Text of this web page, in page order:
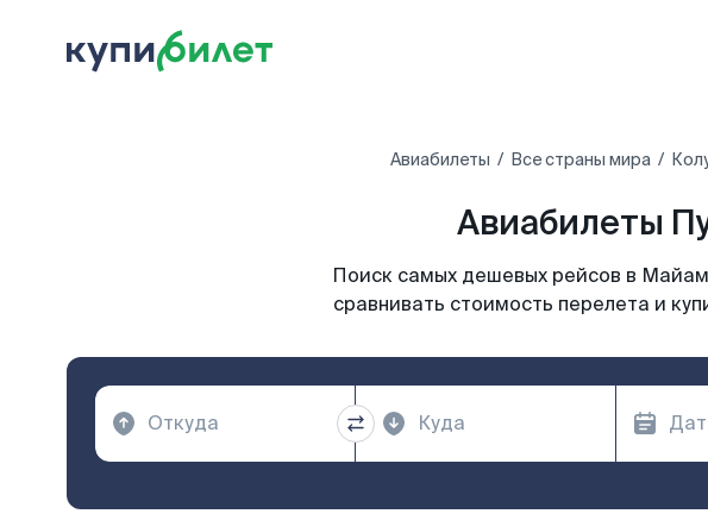
Авиабилеты Все страны мира
Авиабилеты
Поиск самых дешевых рейсов в
сравнивать стоимость перелета и